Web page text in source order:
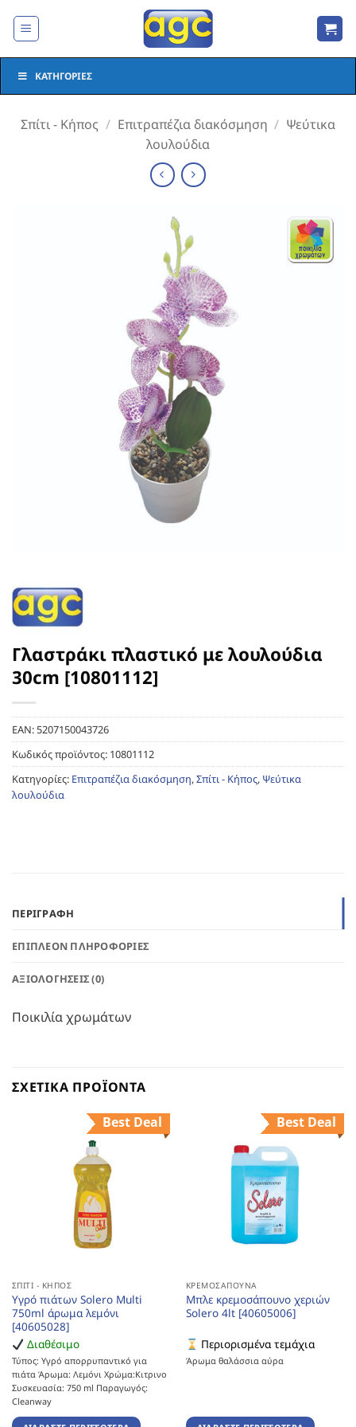
στο
ΚΑΤΗΓΟΡΊΕΣ
Σπίτι - Κήπος / Επιτραπέζια διακόσμηση / Ψεύτικα
λουλούδια
Γλαστράκι πλαστικό με λουλούδια
30cm [10801112]
EAN:5207150043726
Κωδικός προϊόντος: 10801112
Κατηγορίες: Επιτραπέζια διακόσμηση,Σπίτι - Κήπος, Ψεύτικα
λουλούδια
ΠΕΡΙΓΡΑΦΉ
ΕΠΙΠΛΈΟΝ ΠΛΗΡΟΦΟΡΊΕΣ
ΑΞΙΟΛΟΓΉΣΕΙΣ (0)
Ποικιλία χρωμάτων
ΣΧΕΤΙΚΆ ΠΡΟΪΌΝΤΑ
Best Deal
ΣΠΊΤΙ - ΚΉΠΟΣ
Υγρό πιάτων Solero Multi
750ml άρωμα λεμόνι
[40605028]
Διαθέσιμο
Τύπος: Υγρό απορρυπαντικό για
πιάτα Άρωμα: Λεμόνι Χρώμα:Κιτρινο
Συσκευασία: 750 ml Παραγωγός:
Cleanway
Best Deal
ΚΡΕΜΟΣΆΠΟΥΝΑ
Μπλε κρεμοσάπουνο χεριών
Solero 4lt [40605006]
Περιορισμένα τεμάχια
Άρωμα θαλάσσια αύρα